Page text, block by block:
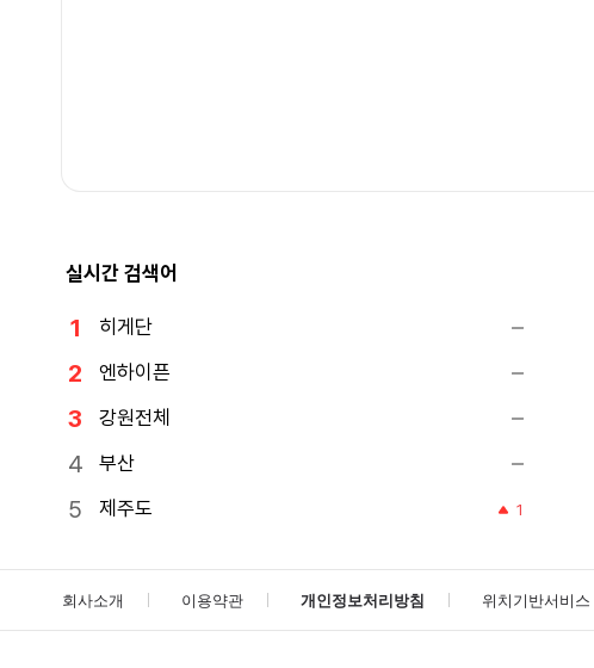
실시간 검색어
히게단
엔하이픈
강원전체
부산
제주도
1
회사소개 이용약관 개인정보처리방침 위치기반서비